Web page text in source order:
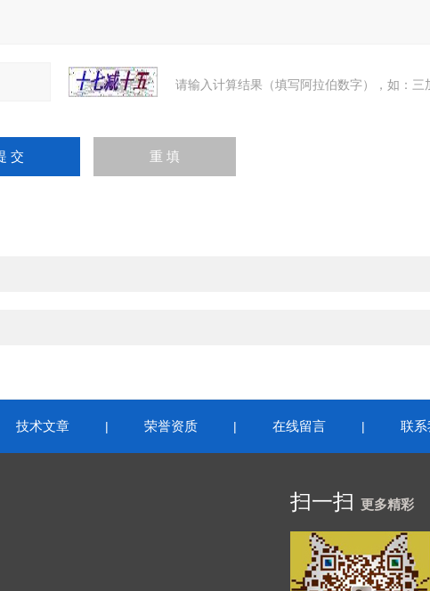
请输入计算结果（填写阿拉伯数字），如：三
技术文章 | 荣誉资质 | 在线留言 | 联系
扫一扫 更多精彩